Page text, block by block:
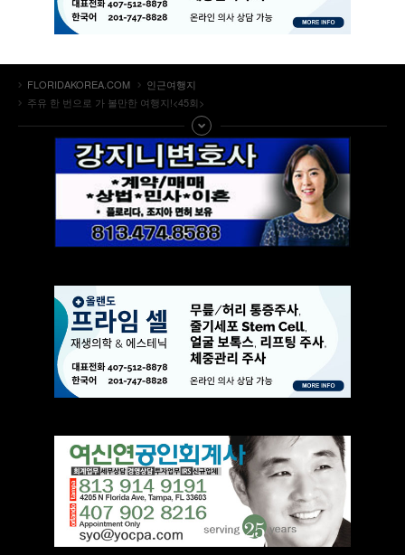
FLORIDAKOREA.COM
인근여행지
주유 한 번으로 가 볼만한 여행지!<45회>